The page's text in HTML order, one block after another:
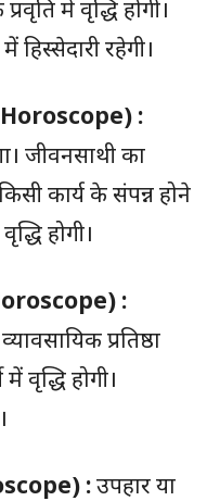
में वृद्धि होगी।
रहेगी।
:
जीवनसाथी का
कार्य के संपन्न होने
होगी।
:
प्रतिष्ठा
वृद्धि होगी।
:उपहार या